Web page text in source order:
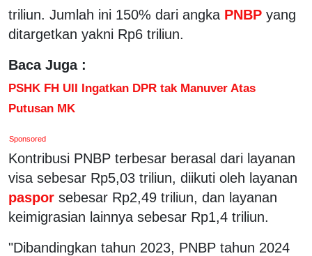
triliun. Jumlah ini 150% dari angka PNBP yang
ditargetkan yakni Rp6 triliun.
Baca Juga :
PSHK FH UII Ingatkan DPR tak Manuver Atas
Putusan MK
Sponsored
Kontribusi PNBP terbesar berasal dari layanan
visa sebesar Rp5,03 triliun, diikuti oleh layanan
paspor sebesar Rp2,49 triliun, dan layanan
keimigrasian lainnya sebesar Rp1,4 triliun.
"Dibandingkan tahun 2023, PNBP tahun 2024